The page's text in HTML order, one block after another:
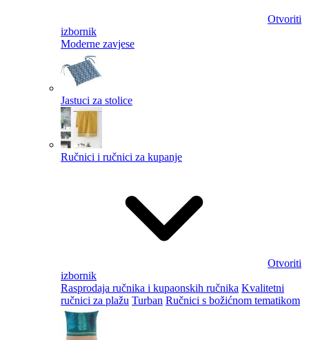
Otvoriti
izbornik
Moderne zavjese
Jastuci za stolice
Ručnici i ručnici za kupanje
Otvoriti
izbornik
Rasprodaja ručnika i kupaonskih ručnika Kvalitetni
ručnici za plažu Turban Ručnici s božićnom tematikom